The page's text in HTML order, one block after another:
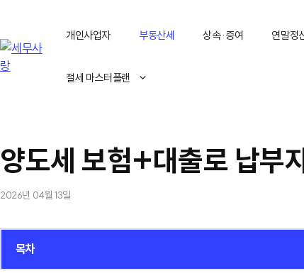
개인사업자 부동산세 상속·증여 연말정
절세 마스터플랜
양도세 보험+대출로 납부
2026년 04월 13일
목차